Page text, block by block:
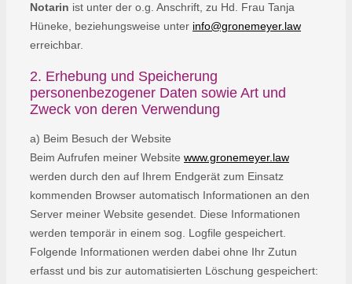
Notarin ist unter der o.g. Anschrift, zu Hd. Frau Tanja
Hüneke, beziehungsweise unter info@gronemeyer.law
erreichbar.
2. Erhebung und Speicherung
personenbezogener Daten sowie Art und
Zweck von deren Verwendung
a) Beim Besuch der Website
Beim Aufrufen meiner Website www.gronemeyer.law
werden durch den auf Ihrem Endgerät zum Einsatz
kommenden Browser automatisch Informationen an den
Server meiner Website gesendet. Diese Informationen
werden temporär in einem sog. Logfile gespeichert.
Folgende Informationen werden dabei ohne Ihr Zutun
erfasst und bis zur automatisierten Löschung gespeichert: